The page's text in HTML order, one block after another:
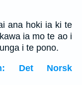
ana hoki ia ki te
ia mo te ao i
i te pono.
Det Norsk